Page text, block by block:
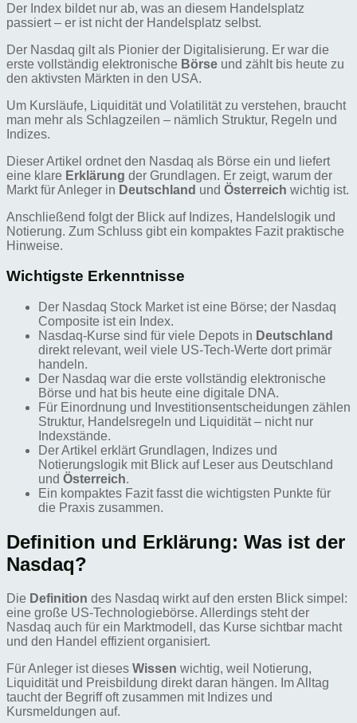
Der Index bildet nur ab, was an diesem Handelsplatz
passiert – er ist nicht der Handelsplatz selbst.
Der Nasdaq gilt als Pionier der Digitalisierung. Er war die
erste vollständig elektronische Börse und zählt bis heute zu
den aktivsten Märkten in den USA.
Um Kursläufe, Liquidität und Volatilität zu verstehen, braucht
man mehr als Schlagzeilen – nämlich Struktur, Regeln und
Indizes.
Dieser Artikel ordnet den Nasdaq als Börse ein und liefert
eine klare Erklärung der Grundlagen. Er zeigt, warum der
Markt für Anleger in Deutschland und Österreich wichtig ist.
Anschließend folgt der Blick auf Indizes, Handelslogik und
Notierung. Zum Schluss gibt ein kompaktes Fazit praktische
Hinweise.
Wichtigste Erkenntnisse
Der Nasdaq Stock Market ist eine Börse; der Nasdaq
Composite ist ein Index.
Nasdaq-Kurse sind für viele Depots in Deutschland
direkt relevant, weil viele US-Tech-Werte dort primär
handeln.
Der Nasdaq war die erste vollständig elektronische
Börse und hat bis heute eine digitale DNA.
Für Einordnung und Investitionsentscheidungen zählen
Struktur, Handelsregeln und Liquidität – nicht nur
Indexstände.
Der Artikel erklärt Grundlagen, Indizes und
Notierungslogik mit Blick auf Leser aus Deutschland
und Österreich.
Ein kompaktes Fazit fasst die wichtigsten Punkte für
die Praxis zusammen.
Definition und Erklärung: Was ist der
Nasdaq?
Die Definition des Nasdaq wirkt auf den ersten Blick simpel:
eine große US-Technologiebörse. Allerdings steht der
Nasdaq auch für ein Marktmodell, das Kurse sichtbar macht
und den Handel effizient organisiert.
Für Anleger ist dieses Wissen wichtig, weil Notierung,
Liquidität und Preisbildung direkt daran hängen. Im Alltag
taucht der Begriff oft zusammen mit Indizes und
Kursmeldungen auf.